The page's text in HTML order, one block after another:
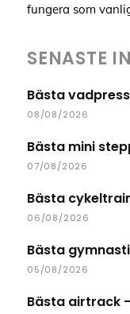
fungera som
SENASTE
Bästa
08/08/2026
Bästa mini
07/08/2026
Bästa
06/08/2026
Bästa
05/08/2026
Bästa airtrack